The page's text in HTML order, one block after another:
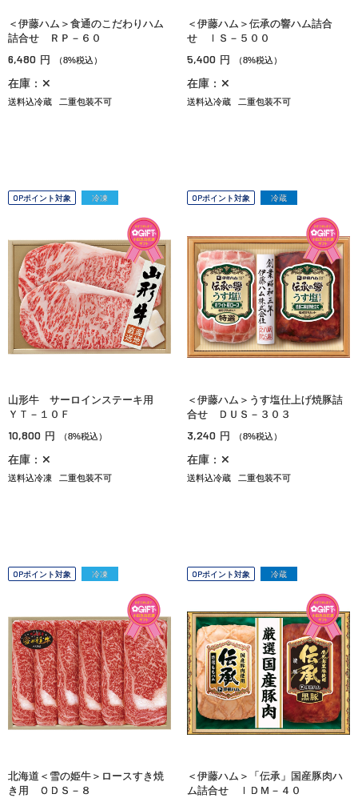
＜伊藤ハム＞食通のこだわりハム
詰合せ ＲＰ－６０
6,480 円 （8%税込）
在庫：✕
送料込冷蔵 二重包装不可
＜伊藤ハム＞伝承の響ハム詰合
せ ＩＳ－５００
5,400 円 （8%税込）
在庫：✕
送料込冷蔵 二重包装不可
OPポイント対象 冷凍
山形牛 サーロインステーキ用
ＹＴ－１０Ｆ
10,800 円 （8%税込）
在庫：✕
送料込冷凍 二重包装不可
OPポイント対象 冷蔵
＜伊藤ハム＞うす塩仕上げ焼豚詰
合せ ＤＵＳ－３０３
3,240 円 （8%税込）
在庫：✕
送料込冷蔵 二重包装不可
OPポイント対象 冷凍
北海道＜雪の姫牛＞ロースすき焼
き用 ＯＤＳ－８
OPポイント対象 冷蔵
＜伊藤ハム＞「伝承」国産豚肉ハ
ム詰合せ ＩＤＭ－４０